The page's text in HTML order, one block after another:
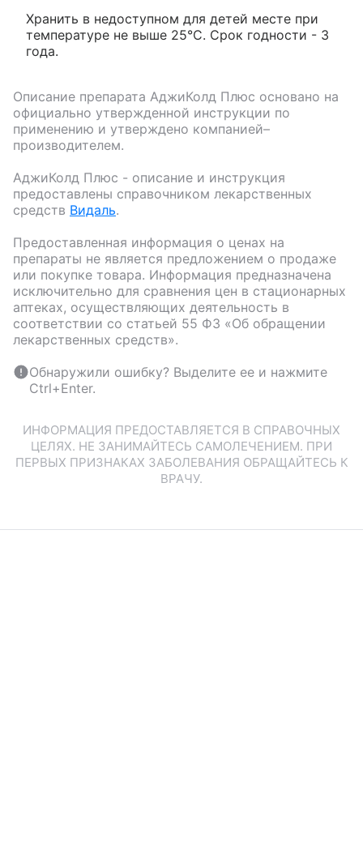
Хранить в недоступном для детей месте при
температуре не выше 25°С. Срок годности - 3
года.
Описание препарата АджиКолд Плюс основано на
официально утвержденной инструкции по
применению и утверждено компанией–
производителем.
АджиКолд Плюс - описание и инструкция
предоставлены справочником лекарственных
средств Видаль.
Предоставленная информация о ценах на
препараты не является предложением о продаже
или покупке товара. Информация предназначена
исключительно для сравнения цен в стационарных
аптеках, осуществляющих деятельность в
соответствии со статьей 55 ФЗ «Об обращении
лекарственных средств».
Обнаружили ошибку? Выделите ее и нажмите
Ctrl+Enter.
ИНФОРМАЦИЯ ПРЕДОСТАВЛЯЕТСЯ В СПРАВОЧНЫХ
ЦЕЛЯХ. НЕ ЗАНИМАЙТЕСЬ САМОЛЕЧЕНИЕМ. ПРИ
ПЕРВЫХ ПРИЗНАКАХ ЗАБОЛЕВАНИЯ ОБРАЩАЙТЕСЬ К
ВРАЧУ.